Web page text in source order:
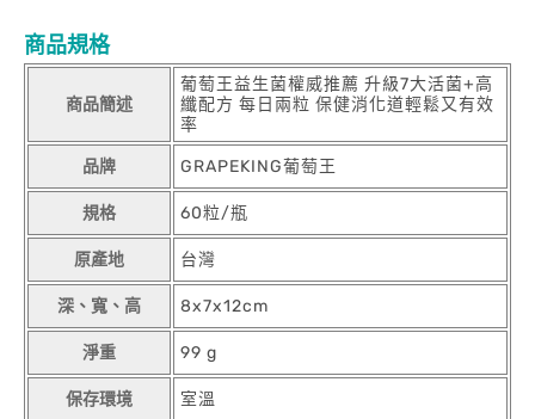
商品規格
商品簡述
葡萄王益生菌權威推薦 升級7大活菌+高
纖配方 每日兩粒 保健消化道輕鬆又有效
率
品牌 GRAPEKING葡萄王
規格 60粒/瓶
原產地 台灣
深、寬、高 8x7x12cm
淨重 99 g
保存環境 室溫